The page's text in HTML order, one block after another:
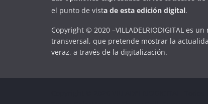
el punto de vista de esta edición digital.
Copyright © 2020 –VILLADELRIODIGITAL es
transversal, que pretende mostrar la
veraz, a través de la digitalización.